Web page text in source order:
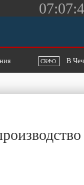
В Чечне с